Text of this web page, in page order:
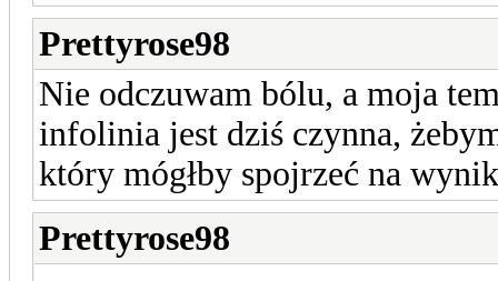
Prettyrose98
Nie odczuwam bólu, a moja
infolinia jest dziś czynna,
który mógłby spojrzeć na
Prettyrose98